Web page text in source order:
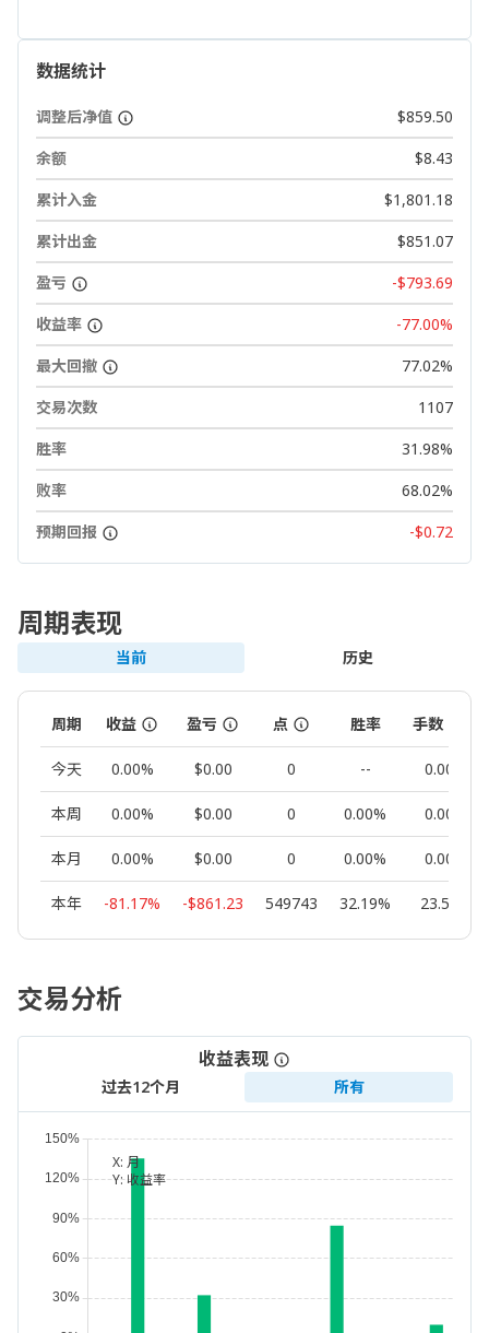
数据统计
调整后净值
$859.50
余额
$8.43
累计入金
$1,801.18
累计出金
$851.07
盈亏
-$793.69
收益率
-77.00%
最大回撤
77.02%
交易次数
1107
胜率
31.98%
败率
68.02%
预期回报
-$0.72
周期表现
当前 历史
周期 收益 盈亏 点 胜率 手数
今天 0.00% $0.00 0 -- 0.00
本周 0.00% $0.00 0 0.00% 0.00
本月 0.00% $0.00 0 0.00% 0.00
本年 -81.17% -$861.23 549743 32.19% 23.58
交易分析
收益表现
过去12个月 所有
X: 月
Y:收益率